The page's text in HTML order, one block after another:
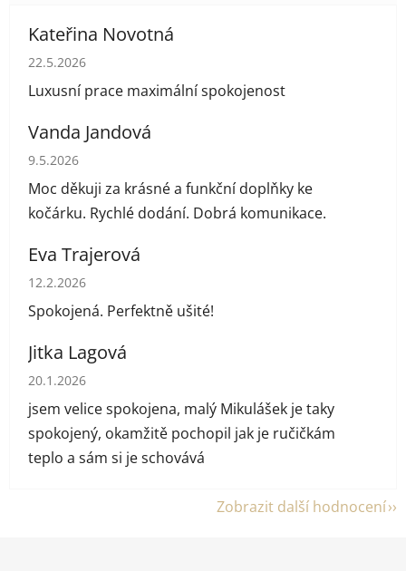
Kateřina Novotná
Hodnocení obchodu je 5 z 5 hvězdiček.
22.5.2026
Luxusní prace maximální spokojenost
Vanda Jandová
Hodnocení obchodu je 5 z 5 hvězdiček.
9.5.2026
Moc děkuji za krásné a funkční doplňky ke
kočárku. Rychlé dodání. Dobrá komunikace.
Eva Trajerová
Hodnocení obchodu je 5 z 5 hvězdiček.
12.2.2026
Spokojená. Perfektně ušité!
Jitka Lagová
Hodnocení obchodu je 5 z 5 hvězdiček.
20.1.2026
jsem velice spokojena, malý Mikulášek je taky
spokojený, okamžitě pochopil jak je ručičkám
teplo a sám si je schovává
Zobrazit další hodnocení